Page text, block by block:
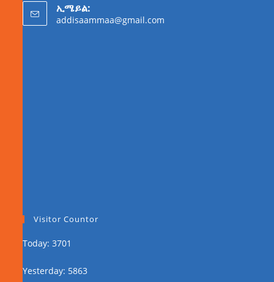
ኢሜይል:
addisaammaa@gmail.com
Visitor Countor
Today: 3701
Yesterday: 5863